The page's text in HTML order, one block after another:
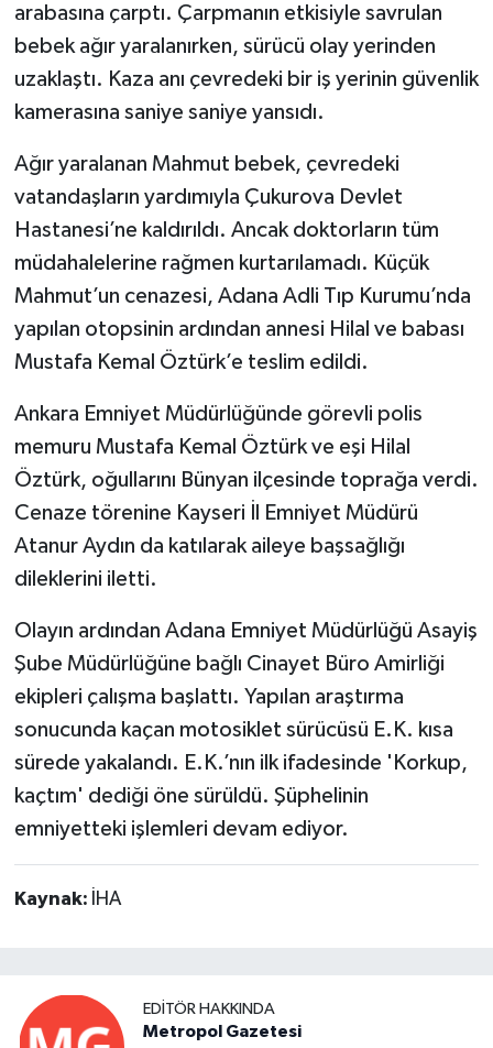
arabasına çarptı. Çarpmanın etkisiyle savrulan
bebek ağır yaralanırken, sürücü olay yerinden
uzaklaştı. Kaza anı çevredeki bir iş yerinin güvenlik
kamerasına saniye saniye yansıdı.
Ağır yaralanan Mahmut bebek, çevredeki
vatandaşların yardımıyla Çukurova Devlet
Hastanesi’ne kaldırıldı. Ancak doktorların tüm
müdahalelerine rağmen kurtarılamadı. Küçük
Mahmut’un cenazesi, Adana Adli Tıp Kurumu’nda
yapılan otopsinin ardından annesi Hilal ve babası
Mustafa Kemal Öztürk’e teslim edildi.
Ankara Emniyet Müdürlüğünde görevli polis
memuru Mustafa Kemal Öztürk ve eşi Hilal
Öztürk, oğullarını Bünyan ilçesinde toprağa verdi.
Cenaze törenine Kayseri İl Emniyet Müdürü
Atanur Aydın da katılarak aileye başsağlığı
dileklerini iletti.
Olayın ardından Adana Emniyet Müdürlüğü Asayiş
Şube Müdürlüğüne bağlı Cinayet Büro Amirliği
ekipleri çalışma başlattı. Yapılan araştırma
sonucunda kaçan motosiklet sürücüsü E.K. kısa
sürede yakalandı. E.K.’nın ilk ifadesinde 'Korkup,
kaçtım' dediği öne sürüldü. Şüphelinin
emniyetteki işlemleri devam ediyor.
Kaynak: İHA
EDITÖR HAKKINDA
Metropol Gazetesi